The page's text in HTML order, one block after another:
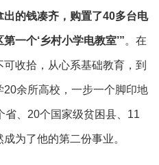
的钱凑齐，购置了40多台电
一个‘乡村小学电教室’”。在
收拾，从心系基础教育，到
余所高校，一步一个脚印地
省、20个国家级贫困县、11
为了他的第二份事业。